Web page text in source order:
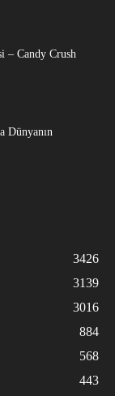
– Candy Crush
Dünyanın
3426
3139
3016
884
568
443